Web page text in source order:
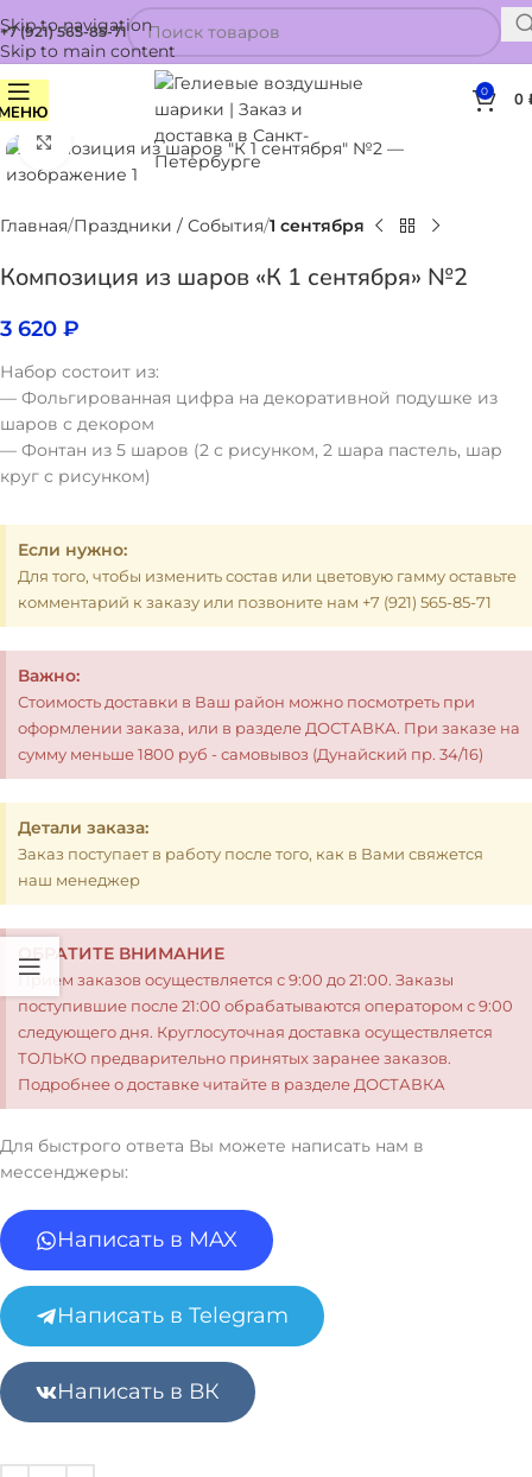
Skip to navigation
Skip to main content
+7 (921) 565-85-71
0 0
Нажмите, чтобы увеличить
Главная Праздники / События 1 сентября
Композиция из шаров «К 1 сентября» №2
3 620 ₽
Набор состоит из:
— Фольгированная цифра на декоративной подушке из
шаров с декором
— Фонтан из 5 шаров (2 с рисунком, 2 шара пастель, шар
круг с рисунком)
Если нужно:
Для того, чтобы изменить состав или цветовую гамму оставьте
комментарий к заказу или позвоните нам +7 (921) 565-85-71
Важно:
Стоимость доставки в Ваш район можно посмотреть при
оформлении заказа, или в разделе ДОСТАВКА. При заказе на
сумму меньше 1800 руб - самовывоз (Дунайский пр. 34/16)
Детали заказа:
Заказ поступает в работу после того, как в Вами свяжется
наш менеджер
ОБРАТИТЕ ВНИМАНИЕ
Прием заказов осуществляется с 9:00 до 21:00. Заказы
поступившие после 21:00 обрабатываются оператором с 9:00
следующего дня. Круглосуточная доставка осуществляется
ТОЛЬКО предварительно принятых заранее заказов.
Подробнее о доставке читайте в разделе ДОСТАВКА
Для быстрого ответа Вы можете написать нам в
мессенджеры:
Написать в MAX
Написать в Telegram
Написать в ВК